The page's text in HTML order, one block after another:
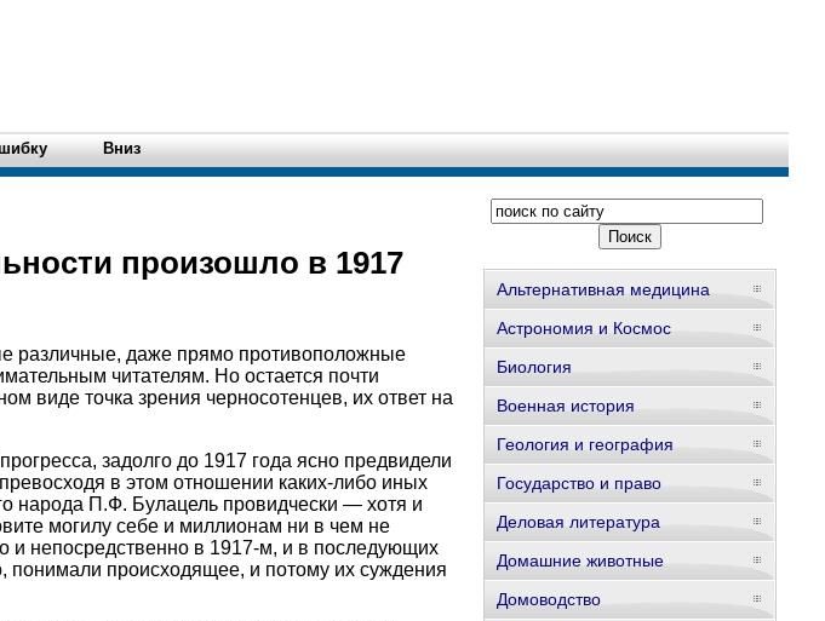
Вниз
произошло в 1917
различные, даже прямо противоположные
читателям. Но остается почти
виде точка зрения черносотенцев, их ответ на
задолго до 1917 года ясно предвидели
в этом отношении каких-либо иных
народа П.Ф. Булацель провидчески — хотя и
могилу себе и миллионам ни в чем не
и непосредственно в 1917-м, и в последующих
понимали происходящее, и потому их суждения
Альтернативная медицина
Астрономия и Космос
Биология
Военная история
Геология и география
Государство и право
Деловая литература
Домашние животные
Домоводство